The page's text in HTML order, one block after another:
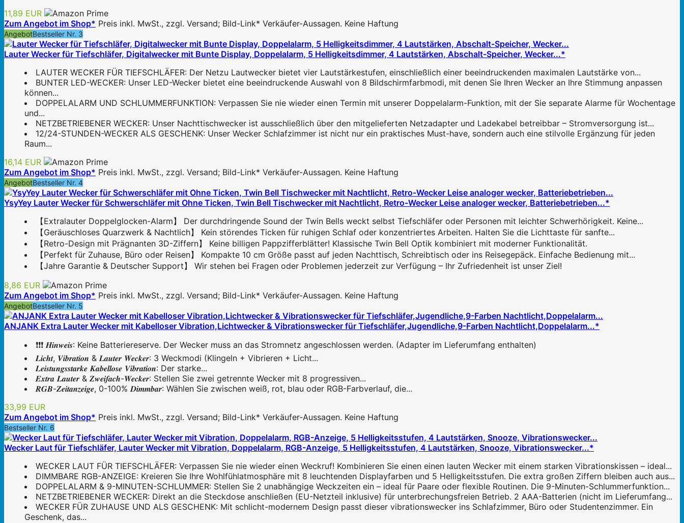
11,89 EUR
Zum Angebot im Shop* Preis inkl. MwSt., zzgl. Versand; Bild-Link* Verkäufer-Aussagen. Keine Haftung
AngebotBestseller Nr. 3
Lauter Wecker für Tiefschläfer, Digitalwecker mit Bunte Display, Doppelalarm, 5 Helligkeitsdimmer, 4 Lautstärken, Abschalt-Speicher, Wecker...*
LAUTER WECKER FÜR TIEFSCHLÄFER: Der Netzu Lautwecker bietet vier Lautstärkestufen, einschließlich einer beeindruckenden maximalen Lautstärke von...
BUNTER LED-WECKER: Unser LED-Wecker bietet eine beeindruckende Auswahl von 8 Bildschirmfarbmodi, mit denen Sie Ihren Wecker an Ihre Stimmung anpassen
können...
DOPPELALARM UND SCHLUMMERFUNKTION: Verpassen Sie nie wieder einen Termin mit unserer Doppelalarm-Funktion, mit der Sie separate Alarme für Wochentage
und...
NETZBETRIEBENER WECKER: Unser Nachttischwecker ist ausschließlich über den mitgelieferten Netzadapter und Ladekabel betreibbar – Stromversorgung ist...
12/24-STUNDEN-WECKER ALS GESCHENK: Unser Wecker Schlafzimmer ist nicht nur ein praktisches Must-have, sondern auch eine stilvolle Ergänzung für jeden
Raum...
16,14 EUR
Zum Angebot im Shop* Preis inkl. MwSt., zzgl. Versand; Bild-Link* Verkäufer-Aussagen. Keine Haftung
AngebotBestseller Nr. 4
YsyYey Lauter Wecker für Schwerschläfer mit Ohne Ticken, Twin Bell Tischwecker mit Nachtlicht, Retro-Wecker Leise analoger wecker, Batteriebetrieben...*
【Extralauter Doppelglocken-Alarm】 Der durchdringende Sound der Twin Bells weckt selbst Tiefschläfer oder Personen mit leichter Schwerhörigkeit. Keine...
【Geräuschloses Quarzwerk & Nachtlich】 Kein störendes Ticken für ruhigen Schlaf oder konzentriertes Arbeiten. Halten Sie die Lichttaste für sanfte...
【Retro-Design mit Prägnanten 3D-Ziffern】 Keine billigen Pappzifferblätter! Klassische Twin Bell Optik kombiniert mit moderner Funktionalität.
【Perfekt für Zuhause, Büro oder Reisen】 Kompakte 10 cm Größe passt auf jeden Nachttisch, Schreibtisch oder ins Reisegepäck. Einfache Bedienung mit...
【Jahre Garantie & Deutscher Support】 Wir stehen bei Fragen oder Problemen jederzeit zur Verfügung – Ihr Zufriedenheit ist unser Ziel!
8,86 EUR
Zum Angebot im Shop* Preis inkl. MwSt., zzgl. Versand; Bild-Link* Verkäufer-Aussagen. Keine Haftung
AngebotBestseller Nr. 5
ANJANK Extra Lauter Wecker mit Kabelloser Vibration,Lichtwecker & Vibrationswecker für Tiefschläfer,Jugendliche,9-Farben Nachtlicht,Doppelalarm...*
❗❗❗ 𝑯𝒊𝒏𝒘𝒆𝒊𝒔: Keine Batteriereserve. Der Wecker muss an das Stromnetz angeschlossen werden. (Adapter im Lieferumfang enthalten)
𝑳𝒊𝒄𝒉𝒕, 𝑽𝒊𝒃𝒓𝒂𝒕𝒊𝒐𝒏 & 𝑳𝒂𝒖𝒕𝒆𝒓 𝑾𝒆𝒄𝒌𝒆𝒓: 3 Weckmodi (Klingeln + Vibrieren + Licht...
𝑳𝒆𝒊𝒔𝒕𝒖𝒏𝒈𝒔𝒔𝒕𝒂𝒓𝒌𝒆 𝑲𝒂𝒃𝒆𝒍𝒍𝒐𝒔𝒆 𝑽𝒊𝒃𝒓𝒂𝒕𝒊𝒐𝒏: Der starke...
𝑬𝒙𝒕𝒓𝒂 𝑳𝒂𝒖𝒕𝒆𝒓 & 𝒁𝒘𝒆𝒊𝒇𝒂𝒄𝒉-𝑾𝒆𝒄𝒌𝒆𝒓: Stellen Sie zwei getrennte Wecker mit 8 progressiven...
𝑹𝑮𝑩-𝒁𝒆𝒊𝒕𝒂𝒏𝒛𝒆𝒊𝒈𝒆, 0-100% 𝑫𝒊𝒎𝒎𝒃𝒂𝒓: Wählen Sie zwischen weiß, rot, blau oder RGB-Farbverlauf, die...
33,99 EUR
Zum Angebot im Shop* Preis inkl. MwSt., zzgl. Versand; Bild-Link* Verkäufer-Aussagen. Keine Haftung
Bestseller Nr. 6
Wecker Laut für Tiefschläfer, Lauter Wecker mit Vibration, Doppelalarm, RGB-Anzeige, 5 Helligkeitsstufen, 4 Lautstärken, Snooze, Vibrationswecker...*
WECKER LAUT FÜR TIEFSCHLÄFER: Verpassen Sie nie wieder einen Weckruf! Kombinieren Sie einen einen lauten Wecker mit einem starken Vibrationskissen – ideal...
DIMMBARE RGB-ANZEIGE: Kreieren Sie Ihre Wohlfühlatmosphäre mit 8 leuchtenden Displayfarben und 5 Helligkeitsstufen. Die extra großen Ziffern bleiben auch aus...
DOPPELALARM & 9-MINUTEN-SCHLUMMER: Stellen Sie 2 unabhängige Weckzeiten ein – ideal für Paare oder flexible Routinen. Die 9-Minuten-Schlummerfunktion...
NETZBETRIEBENER WECKER: Direkt an die Steckdose anschließen (EU-Netzteil inklusive) für unterbrechungsfreien Betrieb. 2 AAA-Batterien (nicht im Lieferumfang...
WECKER FÜR ZUHAUSE UND ALS GESCHENK: Mit schlicht-modernem Design passt dieser vibrationswecker ins Schlafzimmer, Büro oder Studentenzimmer. Ein
Geschenk, das...